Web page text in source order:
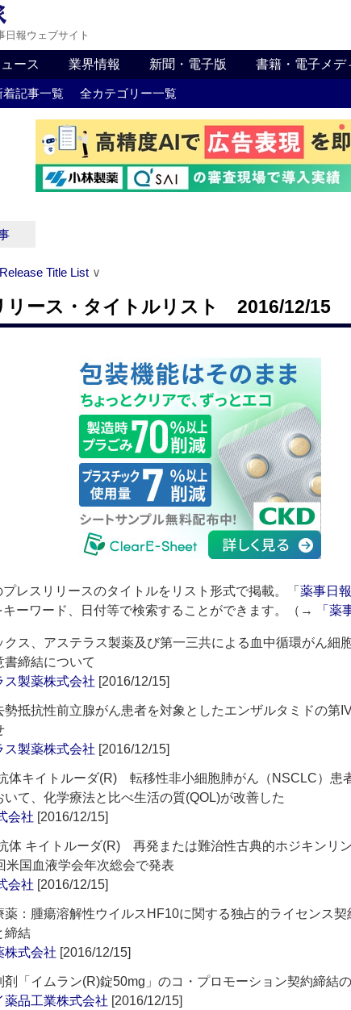
日報ウェブサイト
ース 業界情報 新聞・電子版 書籍・電子メデ
着記事一覧 全カテゴリー一覧
Title List ∨
リース・タイトルリスト 2016/12/15
レスリリースのタイトルをリスト形式で掲載。「 薬事日
キーワード、日付等で検索することができます。（→
「薬
クス、アステラス製薬及び第一三共による血中循環がん細
書締結について
ス製薬株式会社 [2016/12/15]
勢抵抗性前立腺がん患者を対象としたエンザルタミドの第
ス製薬株式会社 [2016/12/15]
体キイトルーダ(R) 転移性非小細胞肺がん（NSCLC）患
いて、化学療法と比べ生活の質(QOL)が改善した
会社 [2016/12/15]
体 キイトルーダ(R) 再発または難治性古典的ホジキンリ
米国血液学会年次総会で発表
会社 [2016/12/15]
薬：腫瘍溶解性ウイルスHF10に関する独占的ライセンス
締結
株式会社 [2016/12/15]
剤「イムラン(R)錠50mg」のコ・プロモーション契約締結
薬品工業株式会社 [2016/12/15]